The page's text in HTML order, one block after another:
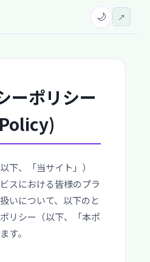
🌙 ↗
ーポリシー
下、「当サイト」）
スにおける皆様のプラ
いについて、以下のと
リシー（以下、「本ポ
す。